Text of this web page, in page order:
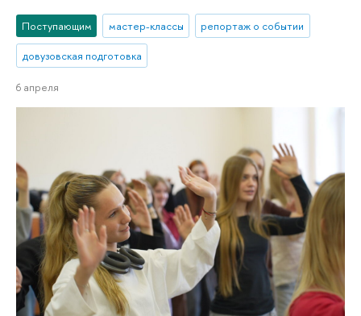
Поступающим мастер-классы репортаж о событии
довузовская подготовка
6 апреля